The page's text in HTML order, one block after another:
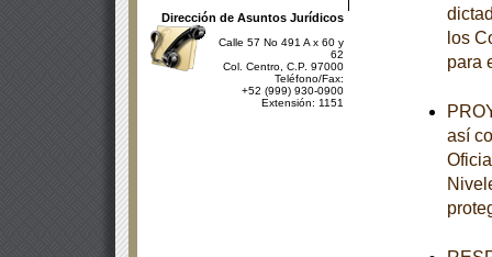
Dirección de Asuntos Jurídicos
Calle 57 No 491 A x 60 y
62
Col. Centro, C.P. 97000
Teléfono/Fax:
+52 (999) 930-0900
Extensión: 1151
los
para
así